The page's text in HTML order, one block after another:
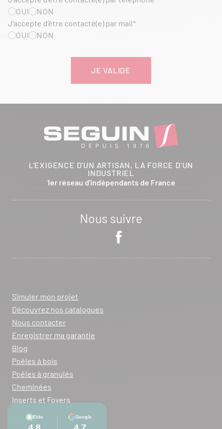
OUI
NON
J’accepte d’être contacté(e) par mail
OUI
NON
L'EXIGENCE D'UN ARTISAN, LA FORCE D'UN
INDUSTRIEL
1er réseau d'indépendants de France
Nous suivre
Simuler mon projet
Découvrez nos catalogues
Nous contacter
Enregistrer ma garantie
Blog
Poêles à bois
Poêles à granulés
Cheminées
Inserts et Foyers